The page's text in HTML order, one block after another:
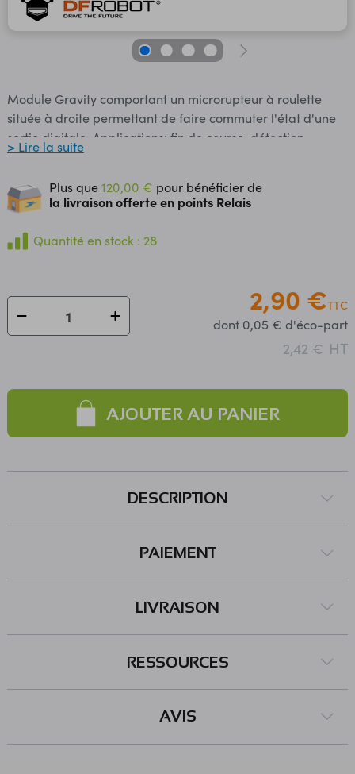
Module Gravity comportant un microrupteur à roulette
située à droite permettant de faire commuter l'état d'une
sortie digitale. Applications: fin de course, détection
d'obstacles, etc. Ce module se raccorde sur une entrée
propose un exemple de code compatible Arduino® en
fiche technique. Une version avec la roulette du
microrupteur située à gauche est également disponible,
voir SEN0138-L. Caractéristiques: Alimentation: 5 Vcc
> Lire la suite
Plus que120,00 € pour bénéficier de
la livraison offerte en points Relais
Quantité en stock : 28
2,90 €TTC
dont 0,05 € d'éco-part
2,42 € HT
AJOUTER AU PANIER
DESCRIPTION
PAIEMENT
LIVRAISON
RESSOURCES
AVIS